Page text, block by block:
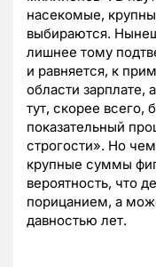
насекомые,
выбираются.
лишнее тому
и равняется, к
области зарплате,
тут, скорее всего,
показательный
строгости». Но
крупные суммы
вероятность, что
порицанием, а
давностью лет.